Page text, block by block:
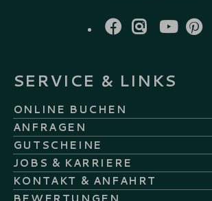
SERVICE & LINKS
ONLINE BUCHEN
ANFRAGEN
GUTSCHEINE
JOBS & KARRIERE
KONTAKT & ANFAHRT